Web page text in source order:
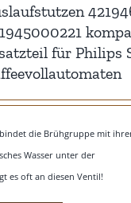
für Philips
die Brühgruppe mit
Wasser unter der
es oft an diesen Ventil!